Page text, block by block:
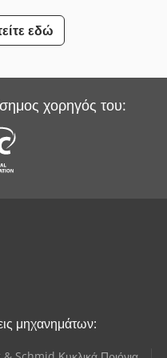
εδώ
χορηγός του:
μηχανημάτων: